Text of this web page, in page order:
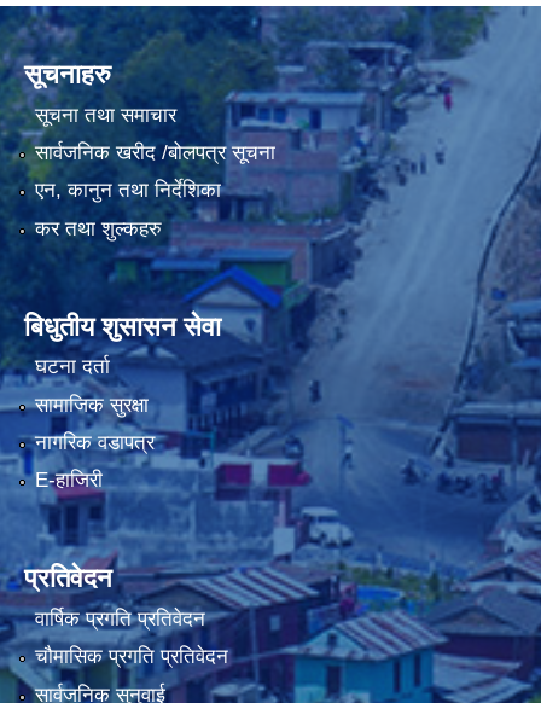
सूचनाहरु
सूचना तथा समाचार
सार्वजनिक खरीद /बोलपत्र सूचना
एन, कानुन तथा निर्देशिका
कर तथा शुल्कहरु
बिधुतीय शुसासन सेवा
घटना दर्ता
सामाजिक सुरक्षा
नागरिक वडापत्र
E-हाजिरी
प्रतिवेदन
वार्षिक प्रगति प्रतिवेदन
चौमासिक प्रगति प्रतिवेदन
सार्वजनिक सुनुवाई